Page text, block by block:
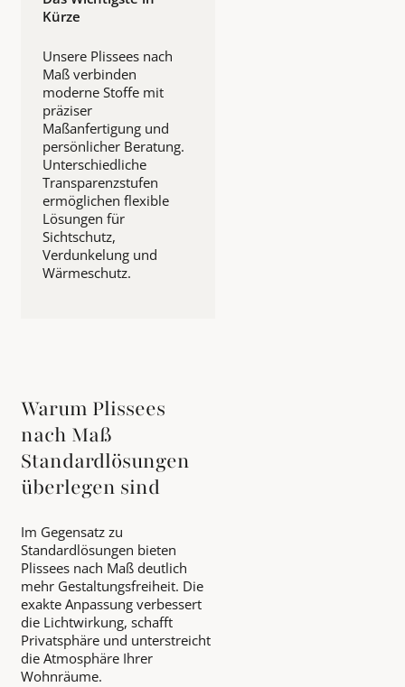
Kürze
Unsere Plissees nach
Maß verbinden
moderne Stoffe mit
präziser
Maßanfertigung und
persönlicher Beratung.
Unterschiedliche
Transparenzstufen
ermöglichen flexible
Lösungen für
Sichtschutz,
Verdunkelung und
Wärmeschutz.
Warum Plissees
nach Maß
Standardlösungen
überlegen sind
Im Gegensatz zu
Standardlösungen bieten
Plissees nach Maß deutlich
mehr Gestaltungsfreiheit. Die
exakte Anpassung verbessert
die Lichtwirkung, schafft
Privatsphäre und unterstreicht
die Atmosphäre Ihrer
Wohnräume.